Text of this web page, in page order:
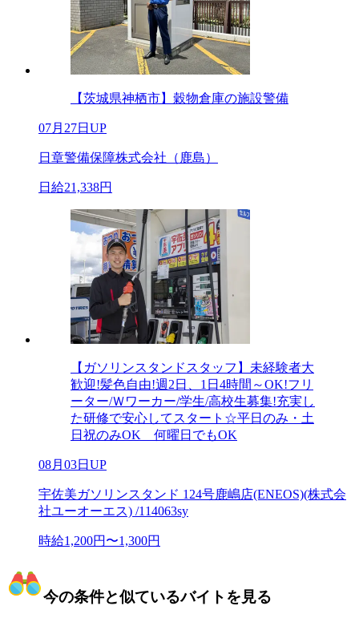
【茨城県神栖市】穀物倉庫の施設警備
07月27日UP
日章警備保障株式会社（鹿島）
日給21,338円
【ガソリンスタンドスタッフ】未経験者大
歓迎!髪色自由!週2日、1日4時間～OK!フリ
ーター/Ｗワーカー/学生/高校生募集!充実し
た研修で安心してスタート☆平日のみ・土
日祝のみOK 何曜日でもOK
08月03日UP
宇佐美ガソリンスタンド 124号鹿嶋店(ENEOS)(株式会
社ユーオーエス) /114063sy
時給1,200円〜1,300円
今の条件と似ているバイトを見る